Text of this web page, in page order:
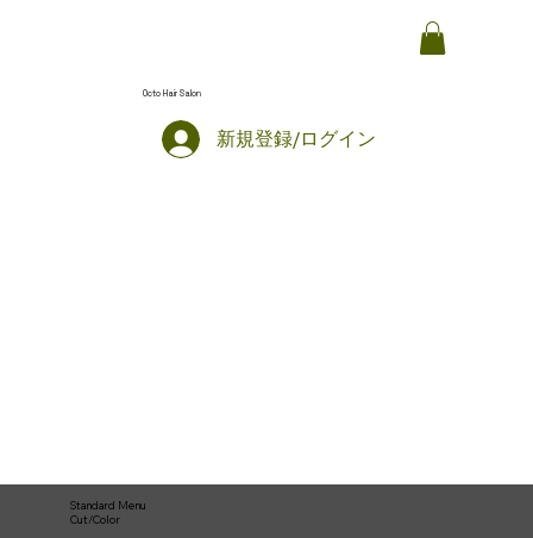
Octo Hair Salon
新規登録/ログイン
Standard Menu
Cut/Color